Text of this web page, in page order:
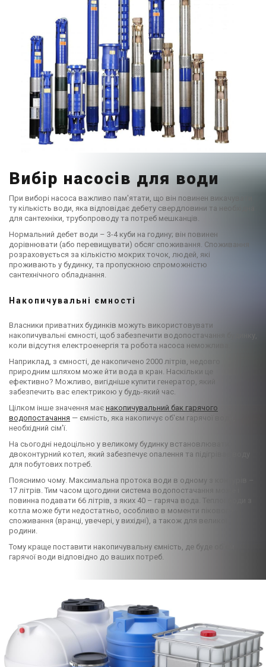
Вибір насосів для води
При виборі насоса важливо пам'ятати, що він повинен викачувати
ту кількість води, яка відповідає дебету свердловини та необхідна
для сантехніки, трубопроводу та потреб мешканців.
Нормальний дебет води – 3-4 куби на годину; він повинен
дорівнювати (або перевищувати) обсяг споживання. Споживання
розраховується за кількістю мокрих точок, людей, які
проживають у будинку, та пропускною спроможністю
сантехнічного обладнання.
Накопичувальні ємності
Власники приватних будинків можуть використовувати
накопичувальні ємності, щоб забезпечити водопостачання будинку,
коли відсутня електроенергія та робота насоса неможлива.
Наприклад, з ємності, де накопичено 2000 літрів, недовго
природним шляхом може йти вода в кран. Наскільки це
ефективно? Можливо, вигідніше купити генератор, який
забезпечить вас електрикою у будь-який час.
Цілком інше значення має накопичувальний бак гарячого
водопостачання — ємність, яка накопичує об'єм гарячої води,
необхідний сім'ї.
На сьогодні недоцільно у великому будинку встановлювати
двоконтурний котел, який забезпечує опалення та підігріває воду
для побутових потреб.
Пояснимо чому. Максимальна протока води в одному з контурів –
17 літрів. Тим часом щогодини система водопостачання може і
повинна подавати 66 літрів, з яких 40 – гаряча вода. Теплої води з
котла може бути недостатньо, особливо в моменти пікового
споживання (вранці, увечері, у вихідні), а також для великої
родини.
Тому краще поставити накопичувальну ємність, де буде об'єм
гарячої води відповідно до ваших потреб.